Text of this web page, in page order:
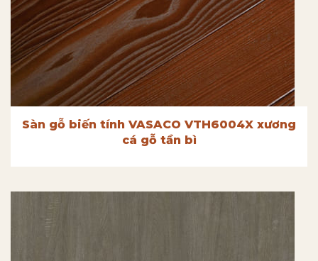
Sàn gỗ biến tính VASACO VTH6004X xương
cá gỗ tần bì